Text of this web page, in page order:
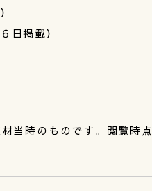
日掲載）
当時のものです。閲覧時